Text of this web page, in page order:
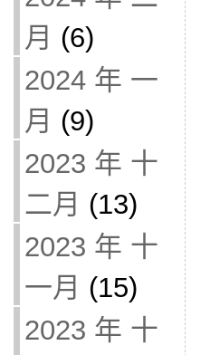
月 (6)
2024 年 一
月 (9)
2023 年 十
二月 (13)
2023 年 十
一月 (15)
2023 年 十